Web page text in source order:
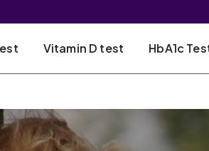
Vitamin D test HbA1c